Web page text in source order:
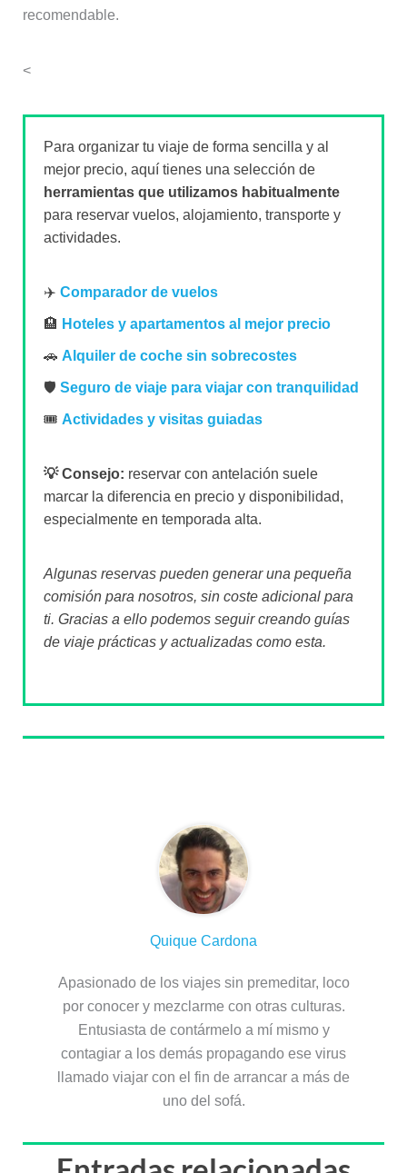
recomendable.
<
Para organizar tu viaje de forma sencilla y al
mejor precio, aquí tienes una selección de
herramientas que utilizamos habitualmente
para reservar vuelos, alojamiento, transporte y
actividades.
✈️ Comparador de vuelos
🏨 Hoteles y apartamentos al mejor precio
🚗 Alquiler de coche sin sobrecostes
🛡️ Seguro de viaje para viajar con tranquilidad
🎟️ Actividades y visitas guiadas
💡 Consejo: reservar con antelación suele
marcar la diferencia en precio y disponibilidad,
especialmente en temporada alta.
Algunas reservas pueden generar una pequeña
comisión para nosotros, sin coste adicional para
ti. Gracias a ello podemos seguir creando guías
de viaje prácticas y actualizadas como esta.
Quique Cardona
Apasionado de los viajes sin premeditar, loco
por conocer y mezclarme con otras culturas.
Entusiasta de contármelo a mí mismo y
contagiar a los demás propagando ese virus
llamado viajar con el fin de arrancar a más de
uno del sofá.